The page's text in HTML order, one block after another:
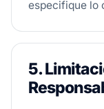
especifique lo
5.